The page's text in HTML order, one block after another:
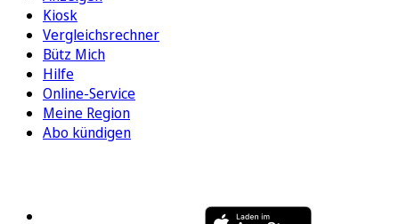
Kiosk
Vergleichsrechner
Bütz Mich
Hilfe
Online-Service
Meine Region
Abo kündigen